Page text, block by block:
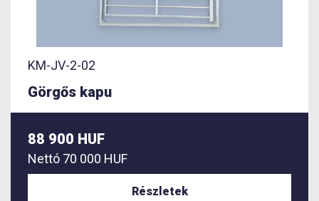
KM-JV-2-02
Görgős kapu
88 900 HUF
Nettó 70 000 HUF
Részletek